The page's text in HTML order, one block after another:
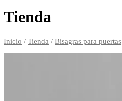
Tienda
Inicio / Tienda / Bisagras para puertas